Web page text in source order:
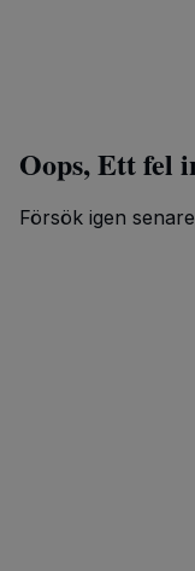
Oops, Ett fel
Försök igen